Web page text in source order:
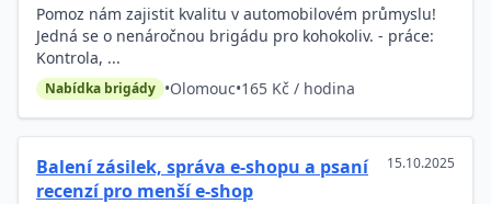
Pomoz nám zajistit kvalitu v automobilovém průmyslu!
Jedná se o nenáročnou brigádu pro kohokoliv. - práce:
Kontrola, ...
Nabídka brigády •Olomouc•165 Kč / hodina
Balení zásilek, správa e-shopu a psaní
recenzí pro menší e-shop
15.10.2025